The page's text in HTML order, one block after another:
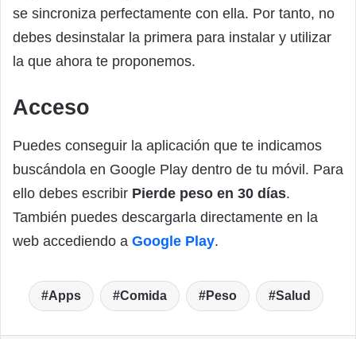
se sincroniza perfectamente con ella. Por tanto, no
debes desinstalar la primera para instalar y utilizar
la que ahora te proponemos.
Acceso
Puedes conseguir la aplicación que te indicamos
buscándola en Google Play dentro de tu móvil. Para
ello debes escribir Pierde peso en 30 días.
También puedes descargarla directamente en la
web accediendo a Google Play.
Apps Comida Peso Salud